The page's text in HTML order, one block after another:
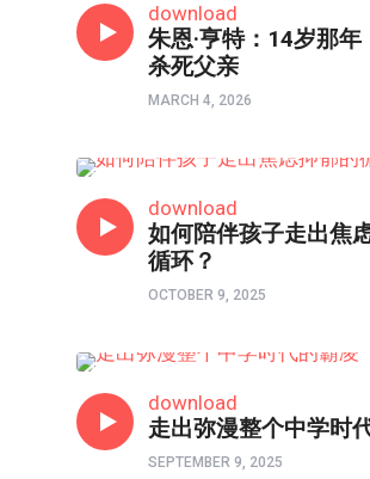
download
朱恩·亨特：14岁那年
杀死父亲
MARCH 4, 2026
download
如何陪伴孩子走出焦
循环？
OCTOBER 9, 2025
download
走出弥漫整个中学时
SEPTEMBER 9, 2025